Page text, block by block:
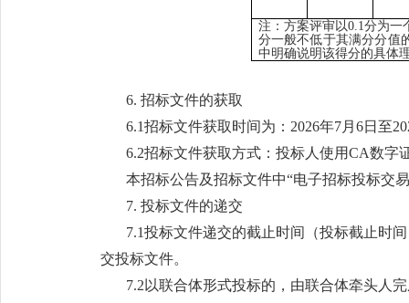
注：方案评审以0.1分为一
分一般不低于其满分分值
中明确说明该得分的具体
6. 招标文件的获取
6.1招标文件获取时间为：2026年7月6日至
6.2招标文件获取方式：投标人使用CA数字
本招标公告及招标文件中“电子招标投标交易
7. 投标文件的递交
7.1投标文件递交的截止时间（投标截止时
交投标文件。
7.2以联合体形式投标的，由联合体牵头人